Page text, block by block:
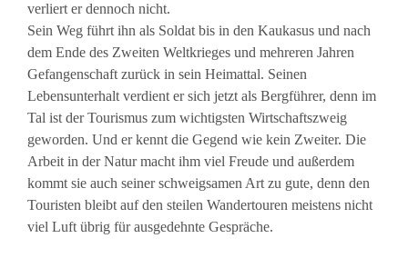
verliert er dennoch nicht.
Sein Weg führt ihn als Soldat bis in den Kaukasus und nach
dem Ende des Zweiten Weltkrieges und mehreren Jahren
Gefangenschaft zurück in sein Heimattal. Seinen
Lebensunterhalt verdient er sich jetzt als Bergführer, denn im
Tal ist der Tourismus zum wichtigsten Wirtschaftszweig
geworden. Und er kennt die Gegend wie kein Zweiter. Die
Arbeit in der Natur macht ihm viel Freude und außerdem
kommt sie auch seiner schweigsamen Art zu gute, denn den
Touristen bleibt auf den steilen Wandertouren meistens nicht
viel Luft übrig für ausgedehnte Gespräche.